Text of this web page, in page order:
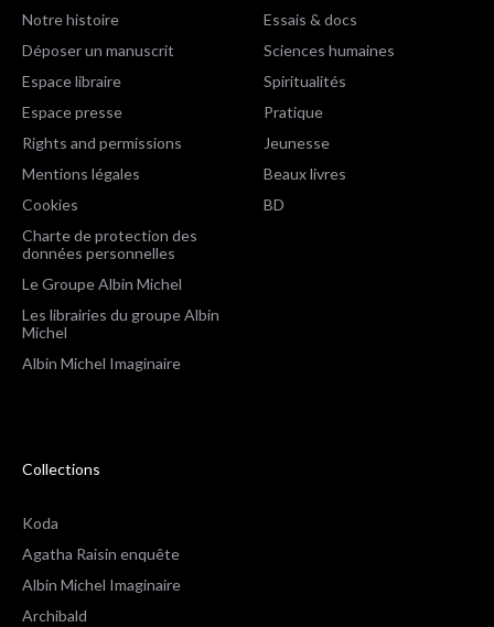
Notre histoire
Déposer un manuscrit
Espace libraire
Espace presse
Rights and permissions
Mentions légales
Cookies
Charte de protection des
données personnelles
Le Groupe Albin Michel
Les librairies du groupe Albin
Michel
Albin Michel Imaginaire
Essais & docs
Sciences humaines
Spiritualités
Pratique
Jeunesse
Beaux livres
BD
Collections
Koda
Agatha Raisin enquête
Albin Michel Imaginaire
Archibald